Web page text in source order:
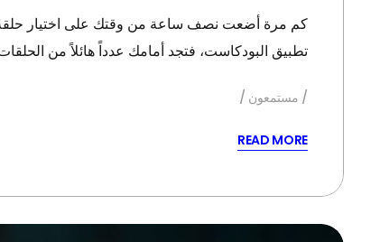
كم مرة أضعت نصف ساعة من وقتك على اختيار حلقة
تطبيق البودكاست، فتجد أمامك عدداً هائلاً من
مستمعون
READ MORE